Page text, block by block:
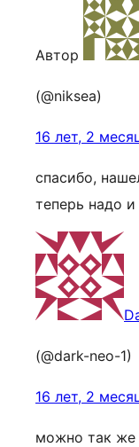
Автор
(@niksea)
16 лет, 2
спасибо,
теперь надо
(@dark-neo-1)
16 лет, 2
можно так же